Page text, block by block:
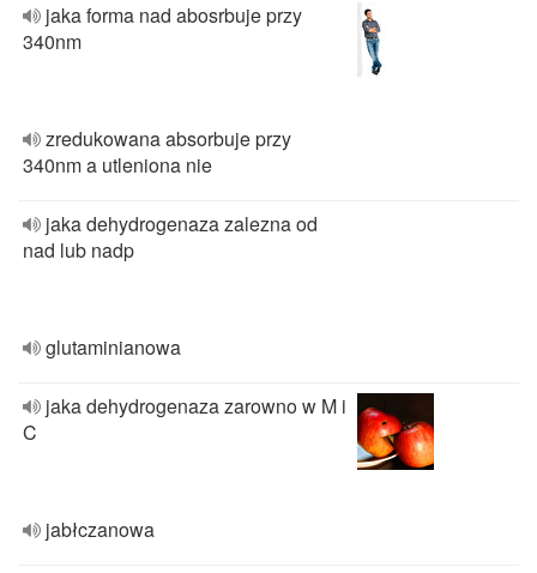
jaka forma nad abosrbuje przy
340nm
zredukowana absorbuje przy
340nm a utleniona nie
jaka dehydrogenaza zalezna od
nad lub nadp
glutaminianowa
jaka dehydrogenaza zarowno w M i
C
jabłczanowa